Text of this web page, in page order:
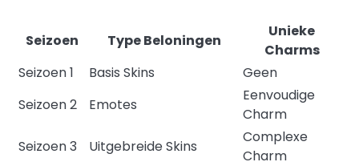
Seizoen Type Beloningen
Unieke
Charms
Seizoen 1
Basis Skins
Geen
Seizoen 2
Emotes
Eenvoudige
Charm
Seizoen 3
Uitgebreide Skins
Complexe
Charm